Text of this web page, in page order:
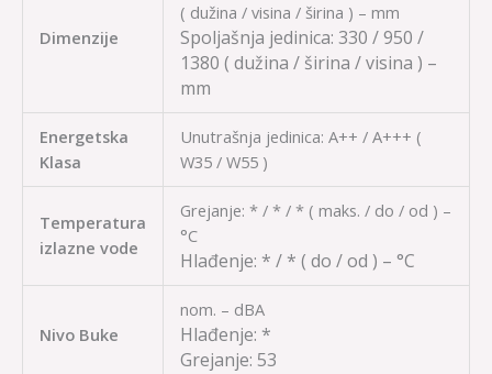
Dimenzije
( dužina / visina / širina ) – mm
Spoljašnja jedinica: 330 / 950 /
1380 ( dužina / širina / visina ) –
mm
Energetska
Klasa
Unutrašnja jedinica: A++ / A+++ (
W35 / W55 )
Temperatura
izlazne vode
Grejanje: * / * / * ( maks. / do / od ) –
°C
Hlađenje: * / * ( do / od ) – °C
Nivo Buke
nom. – dBA
Hlađenje: *
Grejanje: 53